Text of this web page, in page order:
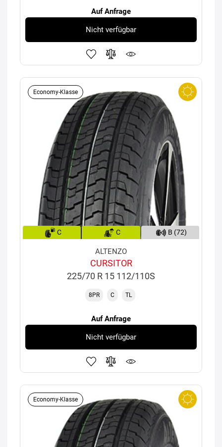
Auf Anfrage
Nicht verfügbar
Economy-Klasse
C C B (72)
ALTENZO
CURSITOR
225/70 R 15 112/110S
8PR C TL
Auf Anfrage
Nicht verfügbar
Economy-Klasse